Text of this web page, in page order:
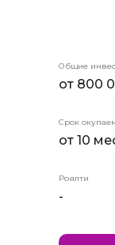
Общие
от 800
Срок
от 10
Роялти
-